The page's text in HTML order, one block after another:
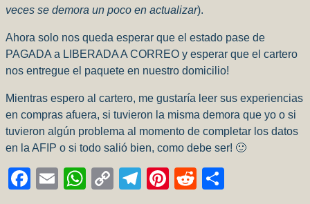
veces se demora un poco en actualizar).
Ahora solo nos queda esperar que el estado pase de
PAGADA a LIBERADA A CORREO y esperar que el cartero
nos entregue el paquete en nuestro domicilio!
Mientras espero al cartero, me gustaría leer sus experiencias
en compras afuera, si tuvieron la misma demora que yo o si
tuvieron algún problema al momento de completar los datos
en la AFIP o si todo salió bien, como debe ser! 🙂
F
E
W
C
T
Pi
R